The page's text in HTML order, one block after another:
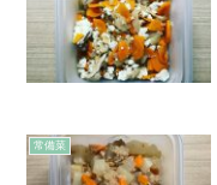
常備菜